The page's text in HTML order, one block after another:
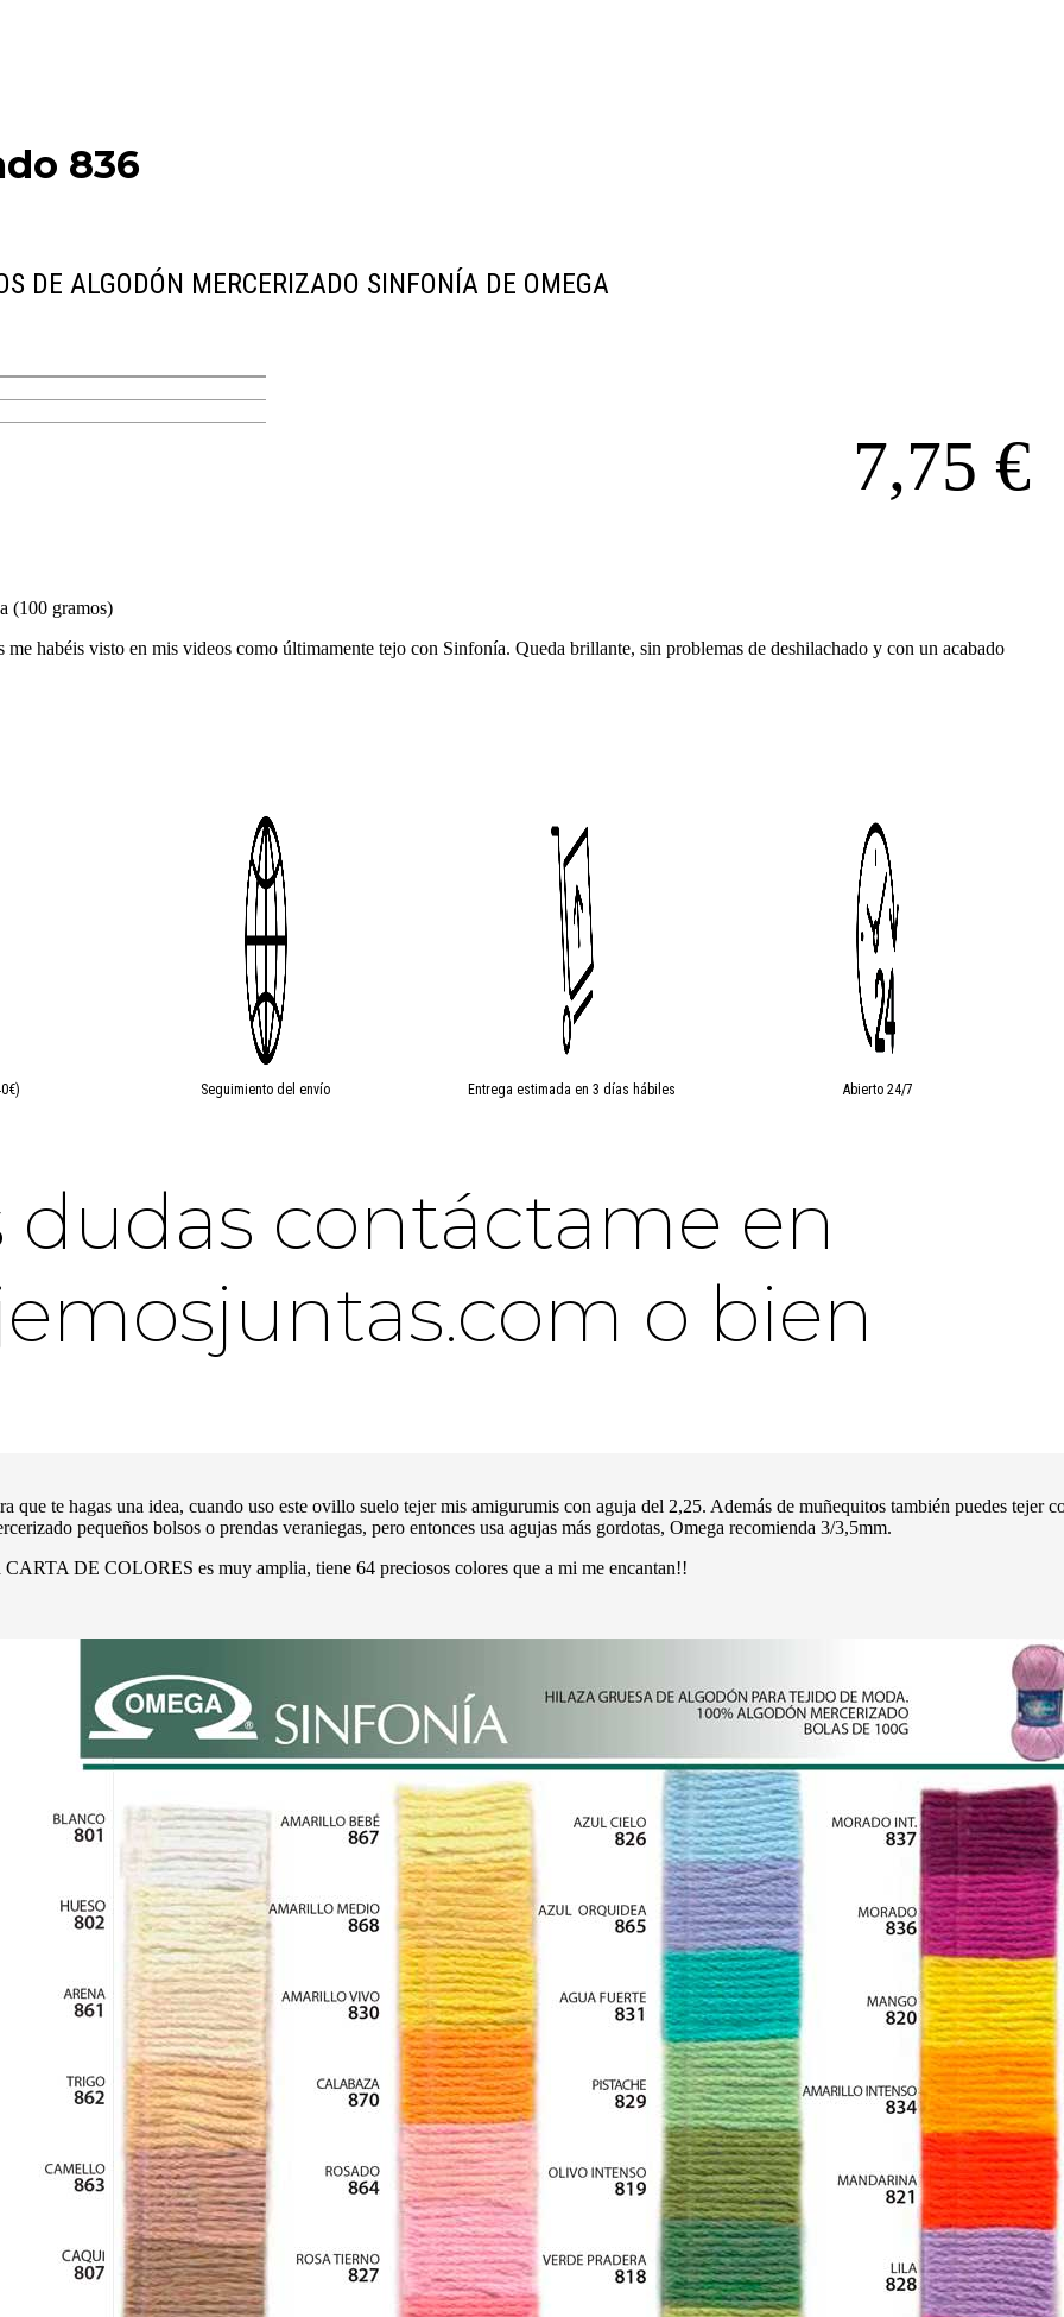
836
DE ALGODÓN MERCERIZADO SINFONÍA DE OMEGA
7,75 €
(100 gramos)
habéis visto en mis videos como últimamente tejo con Sinfonía. Queda brillante, sin problemas de deshilachado y con un acabado
Seguimiento del envío Entrega estimada en 3 días hábiles Abierto 24/7
dudas contáctame en
o bien
que te hagas una idea, cuando uso este ovillo suelo tejer mis amigurumis con aguja del 2,25. Además de muñequitos también puedes tejer
pequeños bolsos o prendas veraniegas, pero entonces usa agujas más gordotas, Omega recomienda 3/3,5mm.
CARTA DE COLORES es muy amplia, tiene 64 preciosos colores que a mi me encantan!!